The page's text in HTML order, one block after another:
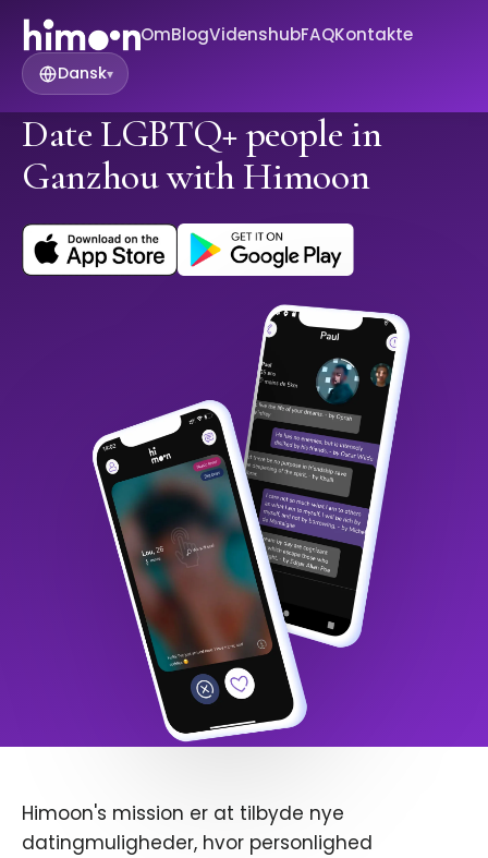
OmBlogVidenshubFAQKontakte
Dansk▾
Date LGBTQ+ people in
Ganzhou with Himoon
Himoon's mission er at tilbyde nye
datingmuligheder, hvor personlighed